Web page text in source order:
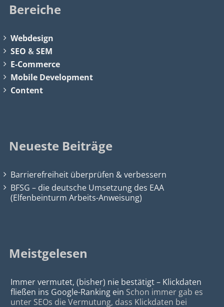
Bereiche
Webdesign
SEO &SEM
E-Commerce
Mobile Development
Content
Neueste Beiträge
Barrierefreiheit überprüfen & verbessern
BFSG – die deutsche Umsetzung des EAA
(Elfenbeinturm Arbeits-Anweisung)
Meistgelesen
Immer vermutet, (bisher) nie bestätigt – Klickdaten
fließen ins Google-Ranking ein Schon immer gab es
unter SEOs die Vermutung, dass Klickdaten bei